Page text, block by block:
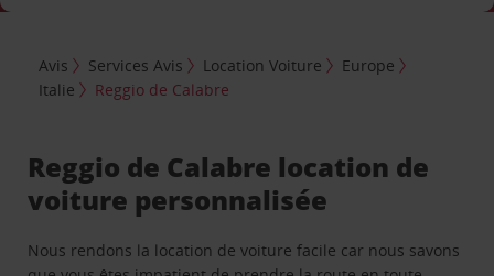
Avis Services Avis Location Voiture
Europe
Italie
Reggio de Calabre
Reggio de Calabre location de
voiture personnalisée
Nous rendons la location de voiture facile car nous savons